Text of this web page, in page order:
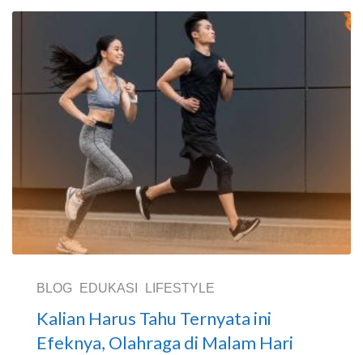
BLOG EDUKASI LIFESTYLE
Kalian Harus Tahu Ternyata ini
Efeknya, Olahraga di Malam Hari